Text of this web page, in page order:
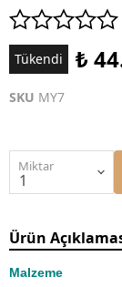
Tükendi ₺
SKU MY7
Miktar
Ürün
Malzeme